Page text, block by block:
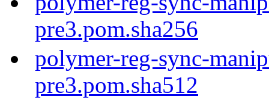
pre3.pom.sha256
polymer-reg-sync-
pre3.pom.sha512